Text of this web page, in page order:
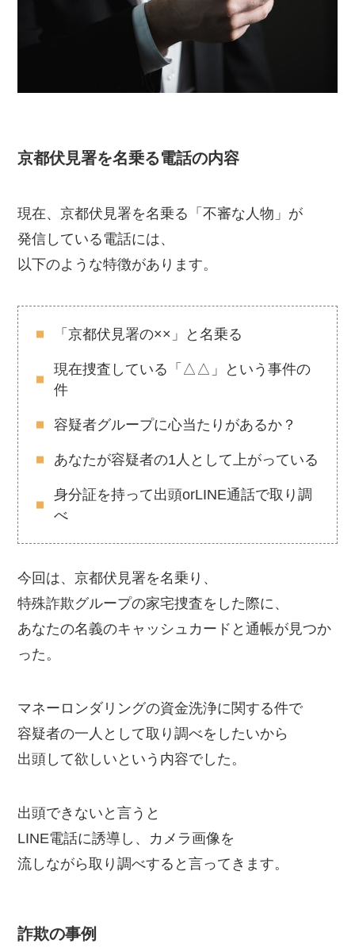
京都伏見署を名乗る電話の内容
現在、京都伏見署を名乗る「不審な人物」が
発信している電話には、
以下のような特徴があります。
「京都伏見署の××」と名乗る
現在捜査している「△△」という事件の
件
容疑者グループに心当たりがあるか？
あなたが容疑者の1人として上がっている
身分証を持って出頭orLINE通話で取り調
べ
今回は、京都伏見署を名乗り、
特殊詐欺グループの家宅捜査をした際に、
あなたの名義のキャッシュカードと通帳が見つか
った。
マネーロンダリングの資金洗浄に関する件で
容疑者の一人として取り調べをしたいから
出頭して欲しいという内容でした。
出頭できないと言うと
LINE電話に誘導し、カメラ画像を
流しながら取り調べすると言ってきます。
詐欺の事例